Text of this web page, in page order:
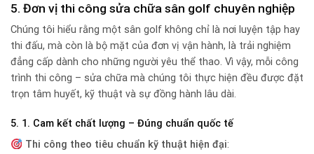
5. Đơn vị thi công sửa chữa sân golf chuyên nghiệp
Chúng tôi hiểu rằng một sân golf không chỉ là nơi luyện tập hay
thi đấu, mà còn là bộ mặt của đơn vị vận hành, là trải nghiệm
đẳng cấp dành cho những người yêu thể thao. Vì vậy, mỗi công
trình thi công – sửa chữa mà chúng tôi thực hiện đều được đặt
trọn tâm huyết, kỹ thuật và sự đồng hành lâu dài.
5. 1. Cam kết chất lượng – Đúng chuẩn quốc tế
Thi công theo tiêu chuẩn kỹ thuật hiện đại: